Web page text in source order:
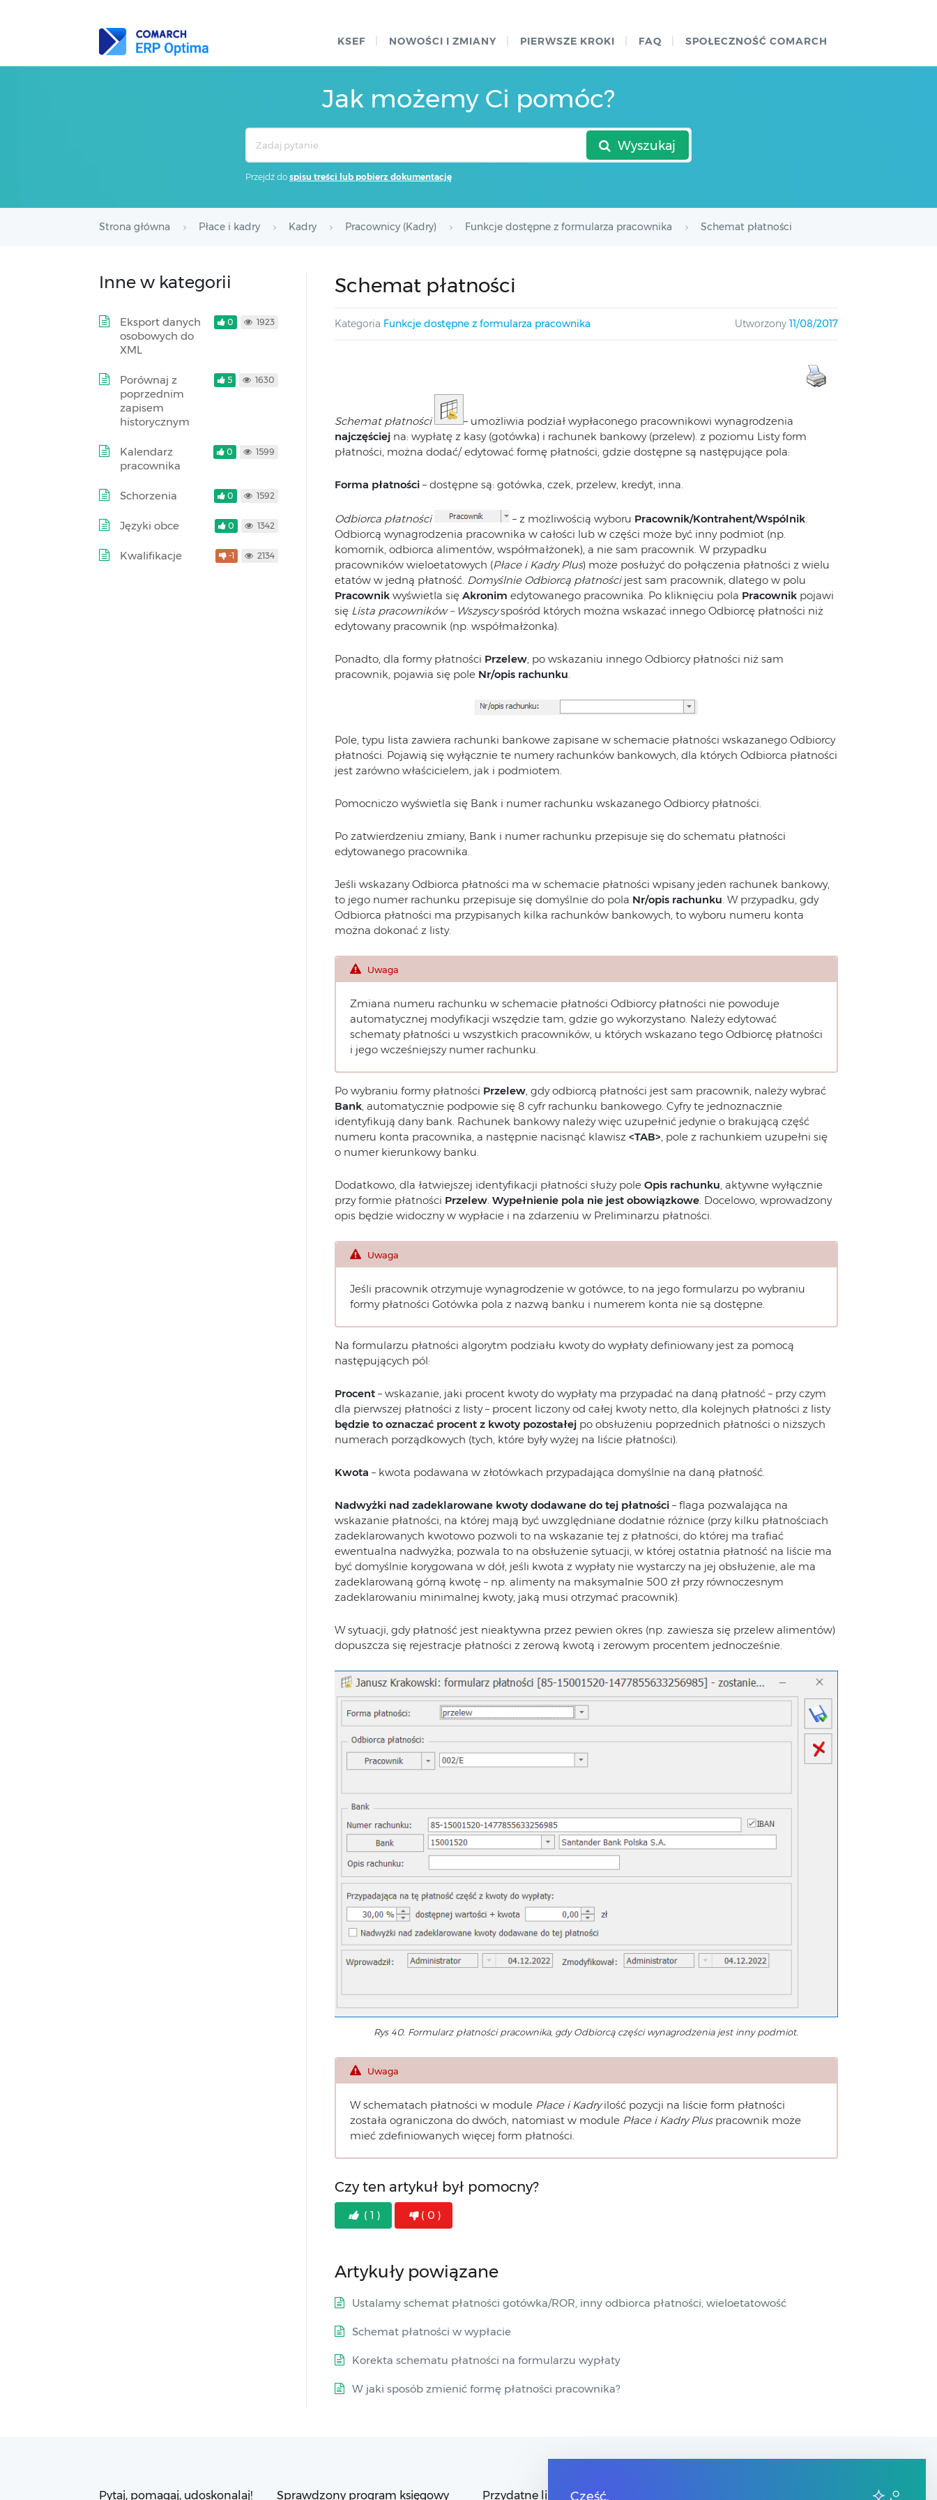
KSEF NOWOŚCI I ZMIANY PIERWSZE KROKI FAQ SPOŁECZNOŚĆ COMARCH
Jak możemy Ci pomóc?
Wyszukaj
Przejdź do spisu treści lub pobierz dokumentację
Strona główna Płace i kadry Kadry Pracownicy (Kadry) Funkcje dostępne z formularza pracownika Schemat płatności
Schemat płatności
Kategoria Funkcje dostępne z formularza pracownika Utworzony 11/08/2017
Schemat płatności
– umożliwia podział wypłaconego pracownikowi wynagrodzenia
najczęściejna: wypłatę z kasy (gotówka) i rachunek bankowy (przelew). z poziomu Listy form
płatności, można dodać/ edytować formę płatności, gdzie dostępne są następujące pola:
Forma płatności– dostępne są: gotówka, czek, przelew, kredyt, inna.
Odbiorca płatności – z możliwością wyboru Pracownik/Kontrahent/Wspólnik.
Odbiorcą wynagrodzenia pracownika w całości lub w części może być inny podmiot (np.
komornik, odbiorca alimentów, współmałżonek), a nie sam pracownik. W przypadku
pracowników wieloetatowych (Płace i Kadry Plus) może posłużyć do połączenia płatności z wielu
etatów w jedną płatność. Domyślnie Odbiorcą płatnościjest sam pracownik,dlatego w polu
Pracownikwyświetla się Akronim edytowanego pracownika. Po kliknięciu pola Pracownikpojawi
się Lista pracowników – Wszyscyspośród których można wskazać innego Odbiorcę płatności niż
edytowany pracownik (np. współmałżonka).
Ponadto, dla formy płatności Przelew, po wskazaniu innego Odbiorcy płatności niż sam
pracownik, pojawia się pole Nr/opis rachunku.
Pole, typu lista zawiera rachunki bankowe zapisane w schemacie płatności wskazanego Odbiorcy
płatności. Pojawią się wyłącznie te numery rachunków bankowych, dla których Odbiorca płatności
jest zarówno właścicielem, jak i podmiotem.
Pomocniczo wyświetla się Bank i numer rachunku wskazanego Odbiorcy płatności.
Po zatwierdzeniu zmiany, Bank i numer rachunku przepisuje się do schematu płatności
edytowanego pracownika.
Jeśli wskazany Odbiorca płatności ma w schemacie płatności wpisany jeden rachunek bankowy,
to jego numer rachunku przepisuje się domyślnie do pola Nr/opis rachunku. W przypadku, gdy
Odbiorca płatności ma przypisanych kilka rachunków bankowych, to wyboru numeru konta
można dokonać z listy.
Uwaga
Zmiana numeru rachunku w schemacie płatności Odbiorcy płatności nie powoduje
automatycznej modyfikacji wszędzie tam, gdzie go wykorzystano. Należy edytować
schematy płatności u wszystkich pracowników, u których wskazano tego Odbiorcę płatności
i jego wcześniejszy numer rachunku.
Po wybraniu formy płatności Przelew, gdy odbiorcą płatności jest sam pracownik, należy wybrać
Bank, automatycznie podpowie się 8 cyfr rachunku bankowego. Cyfry te jednoznacznie
identyfikują dany bank. Rachunek bankowy należy więc uzupełnić jedynie o brakującą część
numeru konta pracownika, a następnie nacisnąć klawisz <TAB>, pole z rachunkiem uzupełni się
o numer kierunkowy banku.
Dodatkowo, dla łatwiejszej identyfikacji płatności służy pole Opis rachunku, aktywne wyłącznie
przy formie płatności Przelew. Wypełnienie pola nie jest obowiązkowe. Docelowo, wprowadzony
opis będzie widoczny w wypłacie i na zdarzeniu w Preliminarzu płatności.
Uwaga
Jeśli pracownik otrzymuje wynagrodzenie w gotówce, to na jego formularzu po wybraniu
formy płatności Gotówka pola z nazwą banku i numerem konta nie są dostępne.
Na formularzu płatności algorytm podziału kwoty do wypłaty definiowany jest za pomocą
następujących pól:
Procent– wskazanie, jaki procent kwoty do wypłaty ma przypadać na daną płatność – przy czym
dla pierwszej płatności z listy – procent liczony od całej kwoty netto, dla kolejnych płatności z listy
będzie to oznaczać procent z kwoty pozostałej po obsłużeniu poprzednich płatności o niższych
numerach porządkowych (tych, które były wyżej na liście płatności).
Kwota – kwota podawana w złotówkach przypadająca domyślnie na daną płatność.
Nadwyżki nad zadeklarowane kwoty dodawane do tej płatności– flaga pozwalająca na
wskazanie płatności, na której mają być uwzględniane dodatnie różnice (przy kilku płatnościach
zadeklarowanych kwotowo pozwoli to na wskazanie tej z płatności, do której ma trafiać
ewentualna nadwyżka; pozwala to na obsłużenie sytuacji, w której ostatnia płatność na liście ma
być domyślnie korygowana w dół, jeśli kwota z wypłaty nie wystarczy na jej obsłużenie, ale ma
zadeklarowaną górną kwotę – np. alimenty na maksymalnie 500 zł przy równoczesnym
zadeklarowaniu minimalnej kwoty, jaką musi otrzymać pracownik).
W sytuacji, gdy płatność jest nieaktywna przez pewien okres (np. zawiesza się przelew alimentów)
dopuszcza się rejestracje płatności z zerową kwotą i zerowym procentem jednocześnie.
Rys 40. Formularz płatności pracownika, gdy Odbiorcą części wynagrodzenia jest inny podmiot.
Uwaga
W schematach płatności w module Płace i Kadryilość pozycji na liście form płatności
została ograniczona do dwóch, natomiast w module Płace i Kadry Pluspracownik może
mieć zdefiniowanych więcej form płatności.
Czy ten artykuł był pomocny?
( 1 ) ( 0 )
Artykuły powiązane
Ustalamy schemat płatności gotówka/ROR, inny odbiorca płatności, wieloetatowość
Schemat płatności w wypłacie
Korekta schematu płatności na formularzu wypłaty
W jaki sposób zmienić formę płatności pracownika?
Inne w kategorii
Eksport danych
osobowych do
XML
0 1923
Porównaj z
poprzednim
zapisem
historycznym
5 1630
Kalendarz
pracownika
0 1599
Schorzenia 0 1592
Języki obce 0 1342
Kwalifikacje -1 2134
Pytaj, pomagaj, udoskonalaj!
Sprawdzony program księgowy Przydatne linki Cześć,